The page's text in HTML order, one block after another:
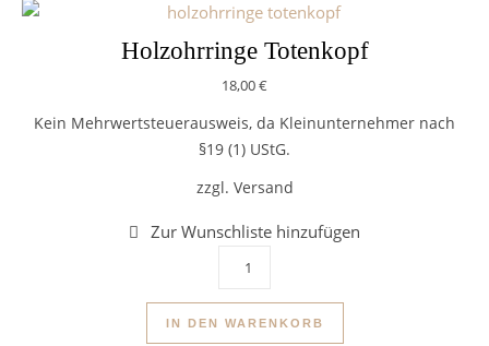
Holzohrringe Totenkopf
18,00€
Kein Mehrwertsteuerausweis, da Kleinunternehmer nach
§19 (1) UStG.
zzgl. Versand
IN DEN WARENKORB